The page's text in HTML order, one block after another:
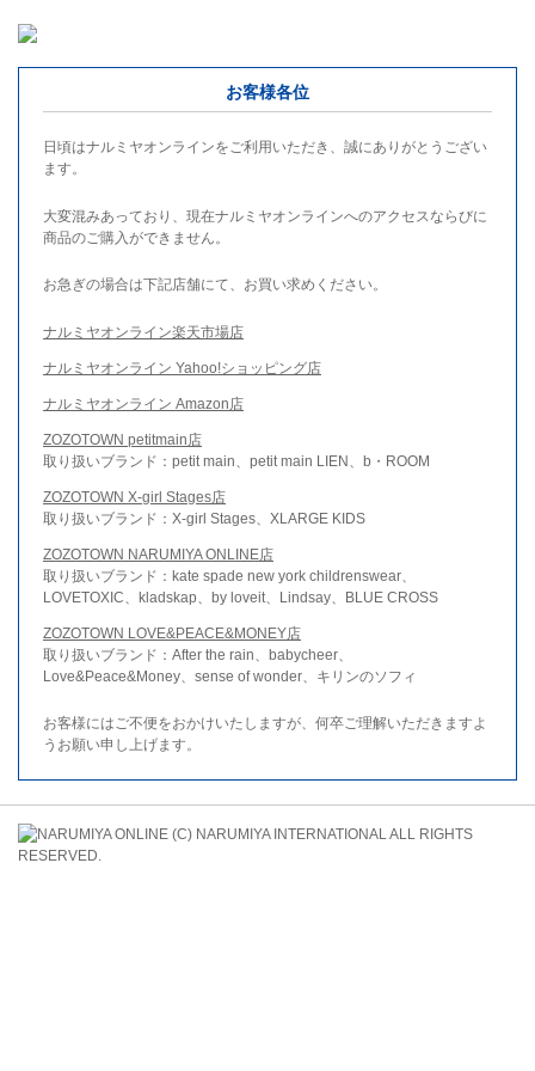
お客様各位
日頃はナルミヤオンラインをご利用いただき、誠にありがとうござい
ます。
大変混みあっており、現在ナルミヤオンラインへのアクセスならびに
商品のご購入ができません。
お急ぎの場合は下記店舗にて、お買い求めください。
ナルミヤオンライン楽天市場店
ナルミヤオンライン Yahoo!ショッピング店
ナルミヤオンライン Amazon店
ZOZOTOWN petitmain店
取り扱いブランド：petit main、petit main LIEN、b・ROOM
ZOZOTOWN X-girl Stages店
取り扱いブランド：X-girl Stages、XLARGE KIDS
ZOZOTOWN NARUMIYA ONLINE店
取り扱いブランド：kate spade new york childrenswear、
LOVETOXIC、kladskap、by loveit、Lindsay、BLUE CROSS
ZOZOTOWN LOVE&PEACE&MONEY店
取り扱いブランド：After the rain、babycheer、
Love&Peace&Money、sense of wonder、キリンのソフィ
お客様にはご不便をおかけいたしますが、何卒ご理解いただきますよ
うお願い申し上げます。